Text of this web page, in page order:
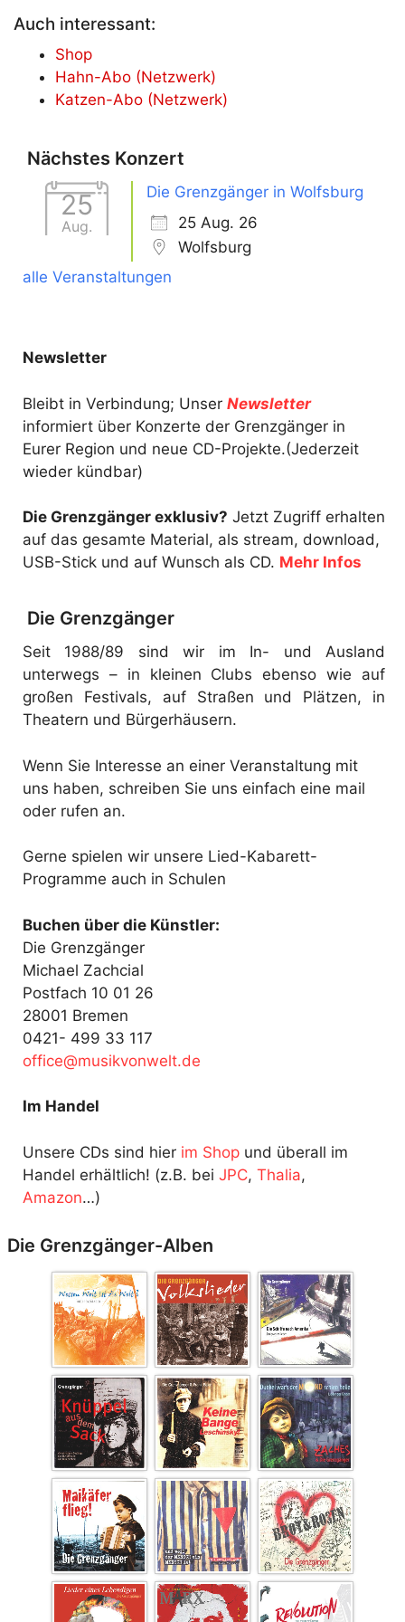
Auch interessant:
Shop
Hahn-Abo (Netzwerk)
Katzen-Abo (Netzwerk)
Nächstes Konzert
25
Aug.
Die Grenzgänger in Wolfsburg
25 Aug. 26
Wolfsburg
alle Veranstaltungen
Newsletter
Bleibt in Verbindung; Unser Newsletter
informiert über Konzerte der Grenzgänger in
Eurer Region und neue CD-Projekte.(Jederzeit
wieder kündbar)
Die Grenzgänger exklusiv? Jetzt Zugriff erhalten
auf das gesamte Material, als stream, download,
USB-Stick und auf Wunsch als CD. Mehr Infos
Die Grenzgänger
Seit 1988/89 sind wir im In- und Ausland
unterwegs – in kleinen Clubs ebenso wie auf
großen Festivals, auf Straßen und Plätzen, in
Theatern und Bürgerhäusern.
Wenn Sie Interesse an einer Veranstaltung mit
uns haben, schreiben Sie uns einfach eine mail
oder rufen an.
Gerne spielen wir unsere Lied-Kabarett-
Programme auch in Schulen
Buchen über die Künstler:
Die Grenzgänger
Michael Zachcial
Postfach 10 01 26
28001 Bremen
0421- 499 33 117
ed.tl
ewnov
kisum
@ecif
fo
Im Handel
Unsere CDs sind hier im Shop und überall im
Handel erhältlich! (z.B. bei JPC, Thalia,
Amazon…)
Die Grenzgänger-Alben